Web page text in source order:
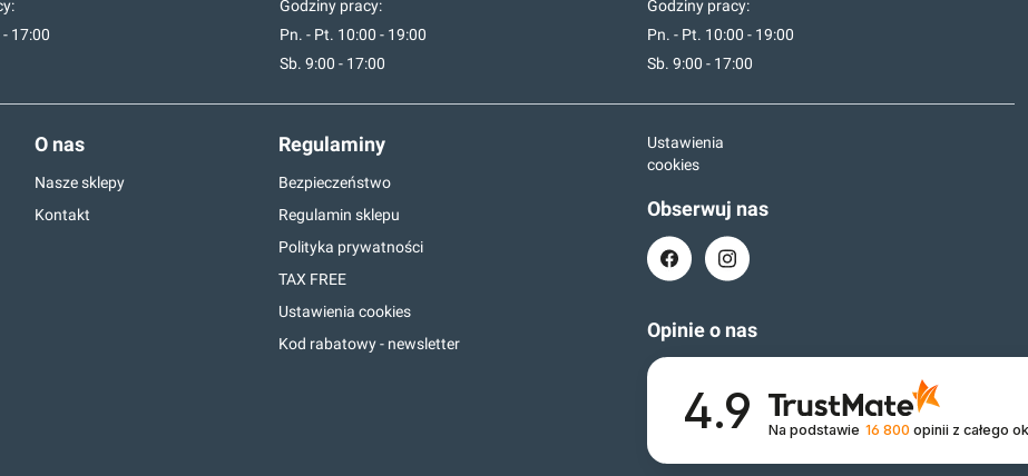
17:00
Godziny pracy:
Pn. - Pt. 10:00 - 19:00
Sb. 9:00 - 17:00
Godziny pracy:
Pn. - Pt. 10:00 - 19:00
Sb. 9:00 - 17:00
O nas
Nasze sklepy
Kontakt
Regulaminy
Bezpieczeństwo
Regulamin sklepu
Polityka prywatności
TAX FREE
Ustawienia cookies
Kod rabatowy - newsletter
Ustawienia
cookies
Obserwuj nas
Opinie o nas
4.9 Na podstawie 16 800 opinii z całego